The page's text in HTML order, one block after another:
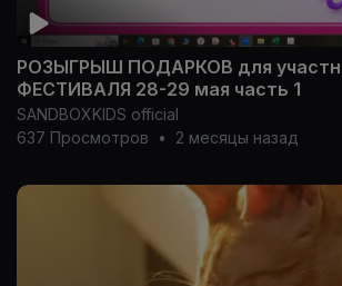
РОЗЫГРЫШ ПОДАРКОВ для
ФЕСТИВАЛЯ 28-29 мая часть 1
SANDBOXKIDS official
637 Просмотров
• 2 месяцы назад